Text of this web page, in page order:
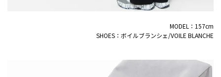
MODEL：157cm
SHOES：ボイルブランシェ/VOILE BLANCHE